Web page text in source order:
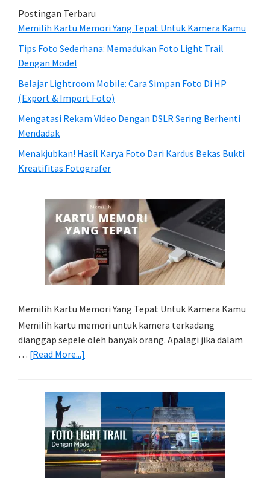
Postingan Terbaru
Memilih Kartu Memori Yang Tepat Untuk Kamera Kamu
Tips Foto Sederhana: Memadukan Foto Light Trail
Dengan Model
Belajar Lightroom Mobile: Cara Simpan Foto Di HP
(Export & Import Foto)
Mengatasi Rekam Video Dengan DSLR Sering Berhenti
Mendadak
Menakjubkan! Hasil Karya Foto Dari Kardus Bekas Bukti
Kreatifitas Fotografer
Memilih Kartu Memori Yang Tepat Untuk Kamera Kamu
Memilih kartu memori untuk kamera terkadang
dianggap sepele oleh banyak orang. Apalagi jika dalam
… [Read More...]
Memori
Tepat
Untuk
Kamera
Kamu